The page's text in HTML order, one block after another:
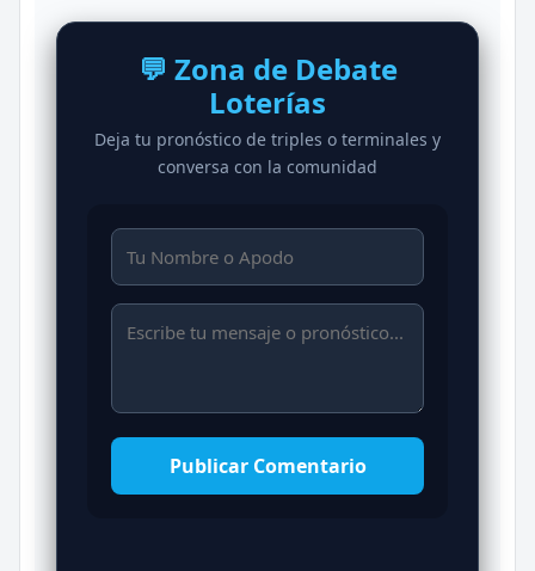
💬 Zona de Debate
Loterías
Deja tu pronóstico de triples o terminales y
conversa con la comunidad
Publicar Comentario